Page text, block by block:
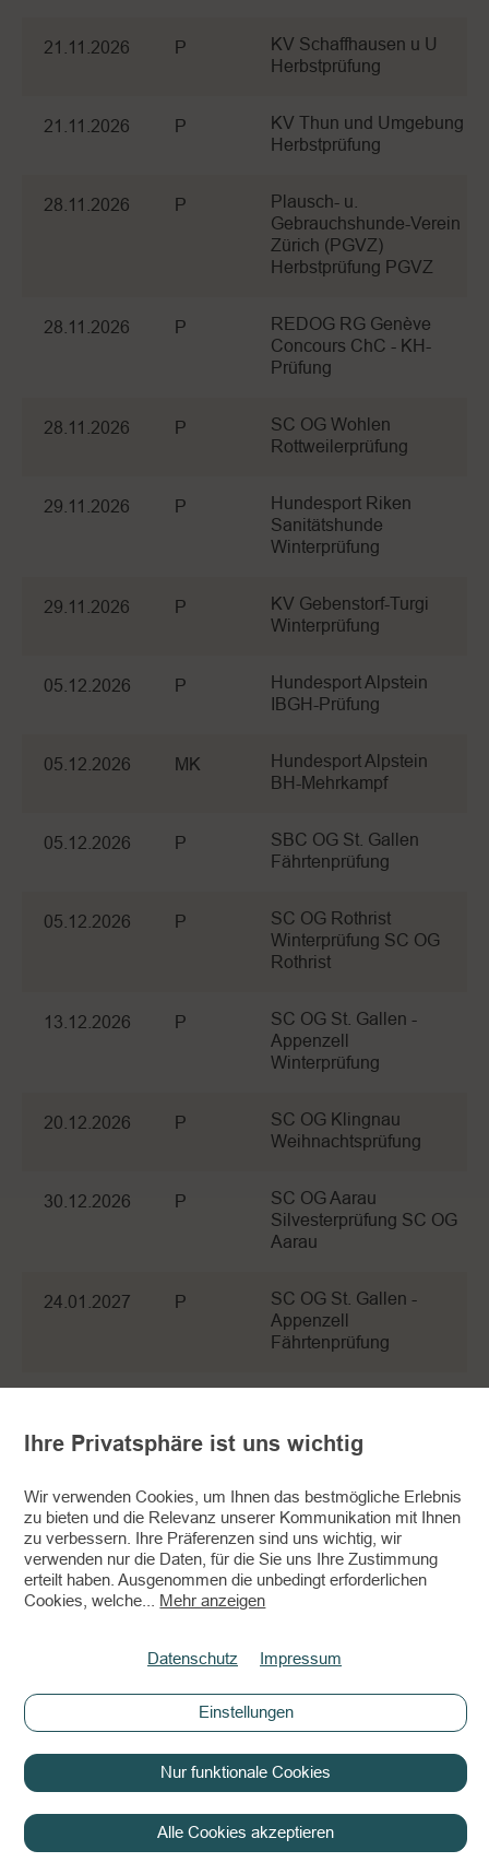
21.11.2026 P
KV Schaffhausen u U
Herbstprüfung
21.11.2026 P
KV Thun und Umgebung
Herbstprüfung
28.11.2026 P
Plausch- u.
Gebrauchshunde-Verein
Zürich (PGVZ)
Herbstprüfung PGVZ
28.11.2026 P
REDOG RG Genève
Concours ChC - KH-
Prüfung
28.11.2026 P
SC OG Wohlen
Rottweilerprüfung
29.11.2026 P
Hundesport Riken
Sanitätshunde
Winterprüfung
29.11.2026 P
KV Gebenstorf-Turgi
Winterprüfung
05.12.2026 P
Hundesport Alpstein
IBGH-Prüfung
05.12.2026 MK
Hundesport Alpstein
BH-Mehrkampf
05.12.2026 P
SBC OG St. Gallen
Fährtenprüfung
05.12.2026 P
SC OG Rothrist
Winterprüfung SC OG
Rothrist
13.12.2026 P
SC OG St. Gallen -
Appenzell
Winterprüfung
20.12.2026 P
SC OG Klingnau
Weihnachtsprüfung
30.12.2026 P
SC OG Aarau
Silvesterprüfung SC OG
Aarau
24.01.2027 P
SC OG St. Gallen -
Appenzell
Fährtenprüfung
Klingnau
03.04.2027 P
HS Hirschensprung, Rüthi
Frühjahrsprüfung
23.05.2027 MK
Schweizerischer Briard
Club SBBC
SBBC Pfüfung
EP
Schweizerischer Briard
SBBC Pfüfung
Ihre Privatsphäre ist uns wichtig
Wir verwenden Cookies, um Ihnen das bestmögliche Erlebnis
zu bieten und die Relevanz unserer Kommunikation mit Ihnen
zu verbessern. Ihre Präferenzen sind uns wichtig, wir
verwenden nur die Daten, für die Sie uns Ihre Zustimmung
erteilt haben. Ausgenommen die unbedingt erforderlichen
Cookies, welche... Mehr anzeigen
Datenschutz Impressum
Einstellungen
Nur funktionale Cookies
Alle Cookies akzeptieren